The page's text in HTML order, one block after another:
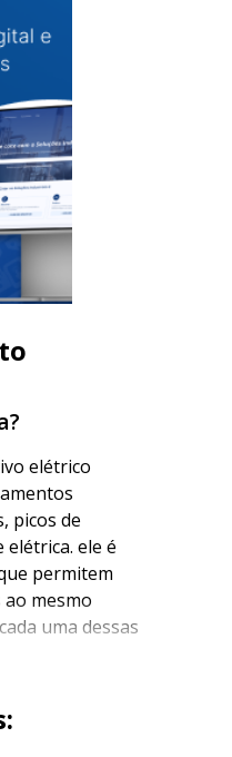
elétrico
picos de
ele é
permitem
mesmo
uma dessas
recurso é
de som.